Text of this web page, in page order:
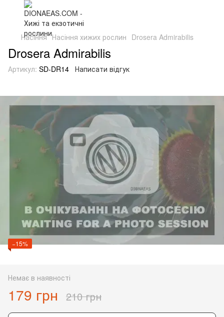
Насіння Насіння хижих рослин Drosera Admirabilis
Drosera Admirabilis
Артикул: SD-DR14 Написати відгук
−15%
Немає в наявності
179 грн 210 грн